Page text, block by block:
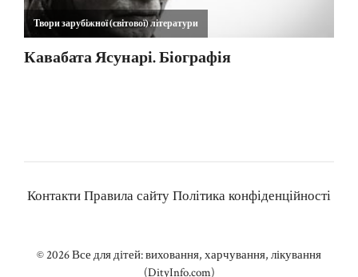
КонтактиПравила сайтуПолітика конфіденційності
© 2026Все для дітей: виховання, харчування, лікування
(DityInfo.com)